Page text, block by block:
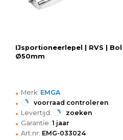
IJsportioneerlepel | RVS | Bol |
Ø50mm
• Merk: EMGA
• voorraad controleren
• Levertijd: zoeken
• Garantie: 1 jaar
• Art.nr: EMG-033024